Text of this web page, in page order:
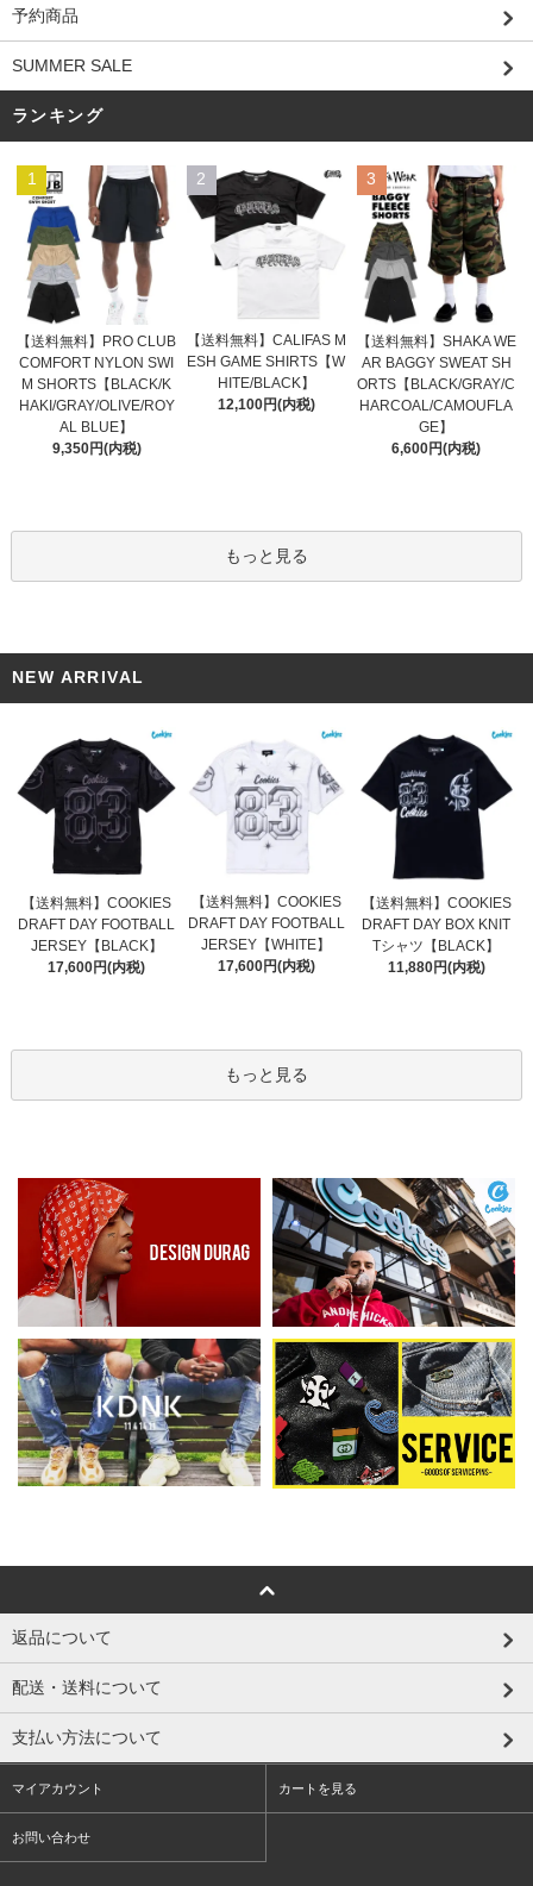
予約商品
SUMMER SALE
ランキング
1
【送料無料】PRO CLUB
COMFORT NYLON SWI
M SHORTS【BLACK/K
HAKI/GRAY/OLIVE/ROY
AL BLUE】
9,350円(内税)
2
【送料無料】CALIFAS M
ESH GAME SHIRTS【W
HITE/BLACK】
12,100円(内税)
3
【送料無料】SHAKA WE
AR BAGGY SWEAT SH
ORTS【BLACK/GRAY/C
HARCOAL/CAMOUFLA
GE】
6,600円(内税)
もっと見る
NEW ARRIVAL
【送料無料】COOKIES
DRAFT DAY FOOTBALL
JERSEY【BLACK】
17,600円(内税)
【送料無料】COOKIES
DRAFT DAY FOOTBALL
JERSEY【WHITE】
17,600円(内税)
【送料無料】COOKIES
DRAFT DAY BOX KNIT
Tシャツ【BLACK】
11,880円(内税)
もっと見る
返品について
配送・送料について
支払い方法について
マイアカウント カートを見る
お問い合わせ